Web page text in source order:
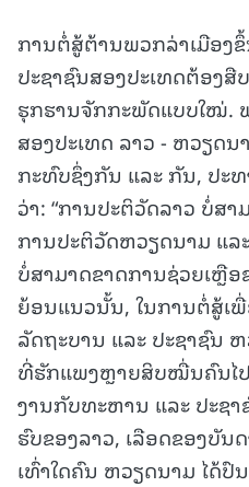
ການຕໍ່ສູ້ຕ້ານພວກລ່າເມືອງ
ປະຊາຊົນສອງປະເທດຕ້ອງ
ຮຸກຮານຈັກກະພັດແບບໃໝ່.
ສອງປະເທດ ລາວ - ຫວຽດ
ກະທົບຊຶ່ງກັນ ແລະ ກັນ, ປະ
ວ່າ: “ການປະຕິວັດລາວ ບໍ່ສ
ການປະຕິວັດຫວຽດນາມ ແ
ບໍ່ສາມາດຂາດການຊ່ວຍເຫຼືອ
ຍ້ອນແນວນັ້ນ, ໃນການຕໍ່ສູ້ເ
ລັດຖະບານ ແລະ ປະຊາຊົນ
ທີ່ຮັກແພງຫຼາຍສິບໝື່ນຄົນໄ
ງານກັບທະຫານ ແລະ ປະຊ
ຮົບຂອງລາວ, ເລືອດຂອງບັ
ເທົ່າໃດຄົນ ຫວຽດນາມ ໄດ້ປົ